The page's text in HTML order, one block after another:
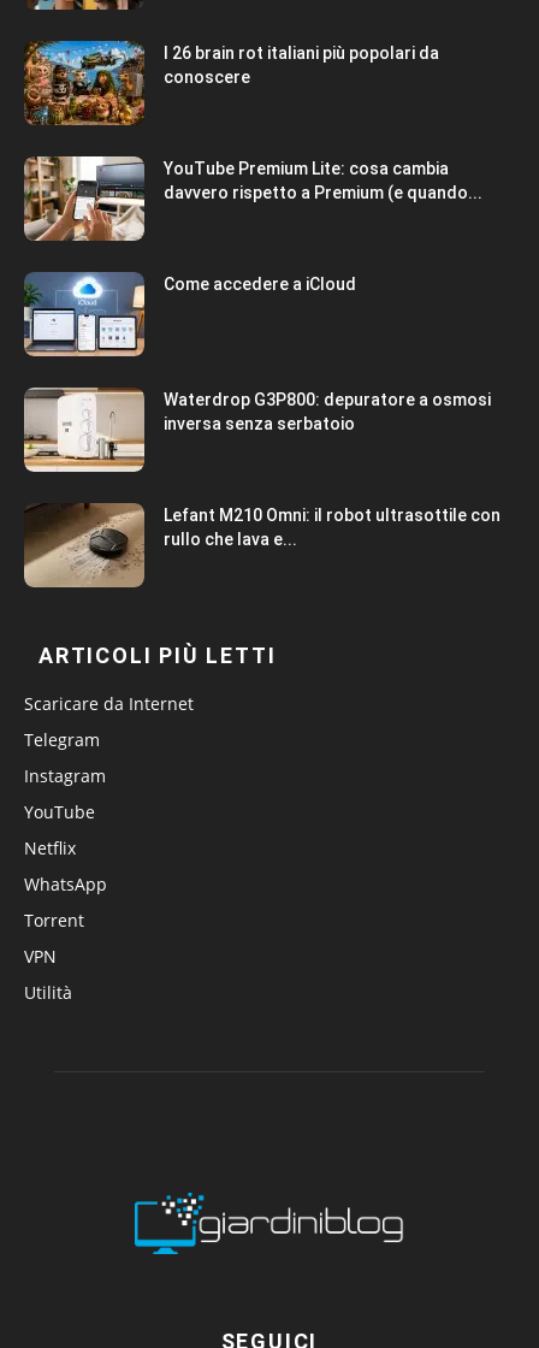
I 26 brain rot italiani più popolari da
conoscere
YouTube Premium Lite: cosa cambia
davvero rispetto a Premium (e quando...
Come accedere a iCloud
Waterdrop G3P800: depuratore a osmosi
inversa senza serbatoio
Lefant M210 Omni: il robot ultrasottile con
rullo che lava e...
ARTICOLI PIÙ LETTI
Scaricare da Internet
Telegram
Instagram
YouTube
Netflix
WhatsApp
Torrent
VPN
Utilità
SEGUICI